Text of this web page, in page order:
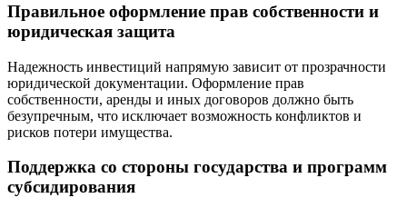
Правильное оформление прав собственности и
юридическая защита
Надежность инвестиций напрямую зависит от прозрачности
юридической документации. Оформление прав
собственности, аренды и иных договоров должно быть
безупречным, что исключает возможность конфликтов и
рисков потери имущества.
Поддержка со стороны государства и программ
субсидирования